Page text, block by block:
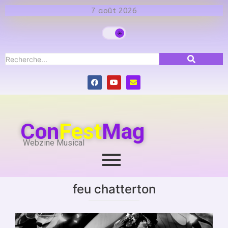
7 août 2026
ConFestMag
Webzine Musical
feu chatterton
calendrier Festivals